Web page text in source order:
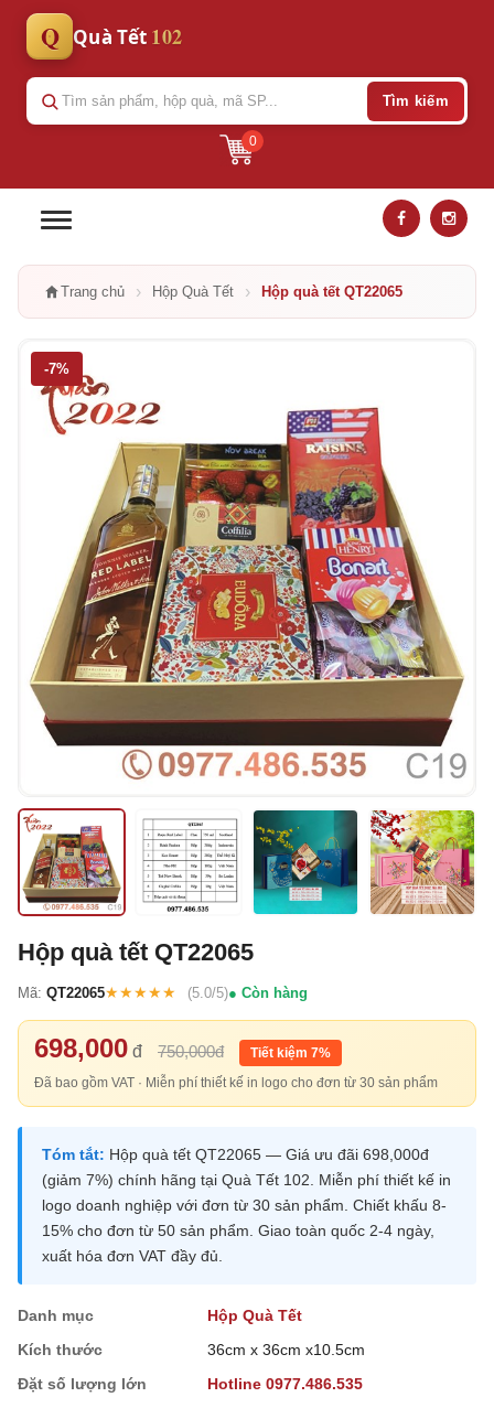
Q Quà Tết 102
0
Tìm kiếm
Trang chủ › Hộp Quà Tết › Hộp quà tết QT22065
-7%
Hộp quà tết QT22065
Mã: QT22065★★★★★ (5.0/5) Còn hàng
698,000 đ 750,000đ
Tiết kiệm 7%
Đã bao gồm VAT · Miễn phí thiết kế in logo cho đơn từ 30 sản phẩm
Tóm tắt: Hộp quà tết QT22065 — Giá ưu đãi 698,000đ
(giảm 7%) chính hãng tại Quà Tết 102. Miễn phí thiết kế in
logo doanh nghiệp với đơn từ 30 sản phẩm. Chiết khấu 8-
15% cho đơn từ 50 sản phẩm. Giao toàn quốc 2-4 ngày,
xuất hóa đơn VAT đầy đủ.
Danh mục
Hộp Quà Tết
Kích thước
36cm x 36cm x10.5cm
Đặt số lượng lớn
Hotline 0977.486.535